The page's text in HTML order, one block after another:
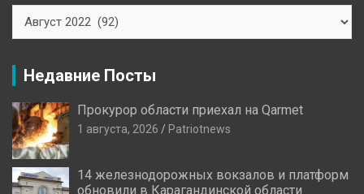
Новостей
Недавние Посты
Прокурор области приехал на Qarmet
1 августа, 2026 Patriotnews
14 железнодорожных вокзалов и платформ
обновили в Карагандинской области